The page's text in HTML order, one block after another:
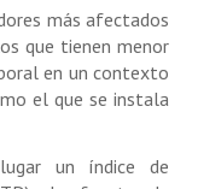
más afectados
que tienen menor
en un contexto
el que se instala
un índice de